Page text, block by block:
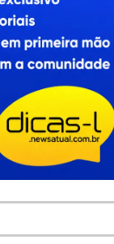
Contato
RSS